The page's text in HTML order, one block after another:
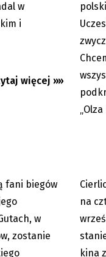
w
i
więcej »»
„Olza
05.08.2026
bez
fani biegów
w
zostanie
Cztery
na
kina